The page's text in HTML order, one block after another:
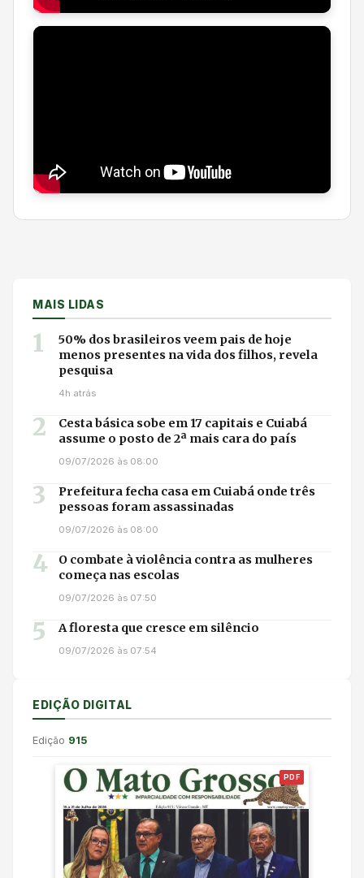
MAIS LIDAS
1
50% dos brasileiros veem pais de hoje
menos presentes na vida dos filhos, revela
pesquisa
4h atrás
2
Cesta básica sobe em 17 capitais e Cuiabá
assume o posto de 2ª mais cara do país
09/07/2026 às 08:00
3
Prefeitura fecha casa em Cuiabá onde três
pessoas foram assassinadas
09/07/2026 às 08:00
4
O combate à violência contra as mulheres
começa nas escolas
09/07/2026 às 07:50
5 A floresta que cresce em silêncio
09/07/2026 às 07:54
EDIÇÃO DIGITAL
Edição 915
PDF